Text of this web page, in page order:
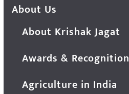
About Us
About Krishak Jagat
Awards & Recognition
Agriculture in India